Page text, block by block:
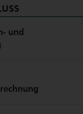
und